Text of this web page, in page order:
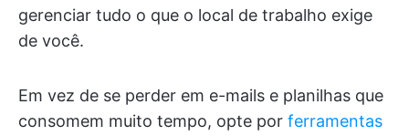
gerenciar tudo o que o local de trabalho exige
de você.
Em vez de se perder em e-mails e planilhas que
consomem muito tempo, opte por ferramentas